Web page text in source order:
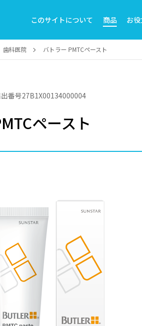
このサイトについて 商品 お
歯科医院 バトラー PMTCペースト
番号27B1X00134000004
ペースト